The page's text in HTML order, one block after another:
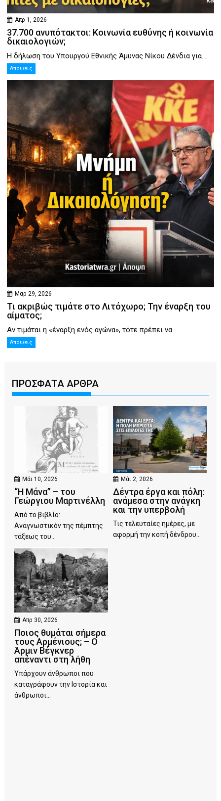
Απρ 1, 2026
37.700 ανυπότακτοι: Κοινωνία ευθύνης ή κοινωνία
δικαιολογιών;
Η δήλωση του Υπουργού Εθνικής Άμυνας Νίκου Δένδια για...
Απόψεις
Μαρ 29, 2026
Τι ακριβώς τιμάτε στο Λιτόχωρο; Την έναρξη του
αίματος;
Αν τιμάται η «έναρξη ενός αγώνα», τότε πρέπει να...
Απόψεις
ΠΡΟΣΦΑΤΑ ΑΡΘΡΑ
Μάι 10, 2026
“Η Μάνα” – του
Γεώργιου Μαρτινέλλη
Από το βιβλίο:
Αναγνωστικόν της πέμπτης
τάξεως του...
Μάι 2, 2026
Δέντρα έργα και πόλη:
ανάμεσα στην ανάγκη
και την υπερβολή
Τις τελευταίες ημέρες, με
αφορμή την κοπή δένδρου...
Απρ 30, 2026
Ποιος θυμάται σήμερα
τους Αρμένιους; – Ο
Άρμιν Βέγκνερ
απέναντι στη λήθη
Υπάρχουν άνθρωποι που
καταγράφουν την Ιστορία και
άνθρωποι...